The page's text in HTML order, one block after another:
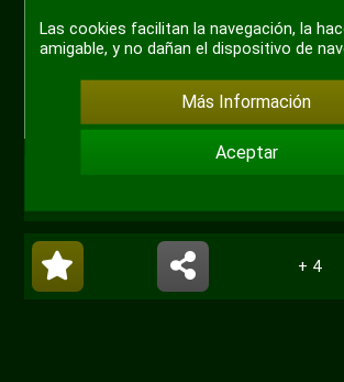
+ 4
Las cookies facilitan la navegación, la
amigable, y no dañan el dispositivo de
Más Información
Aceptar